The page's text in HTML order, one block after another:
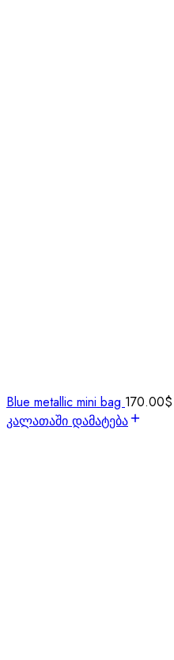
Blue metallic mini bag 170.00$
კალათაში დამატება